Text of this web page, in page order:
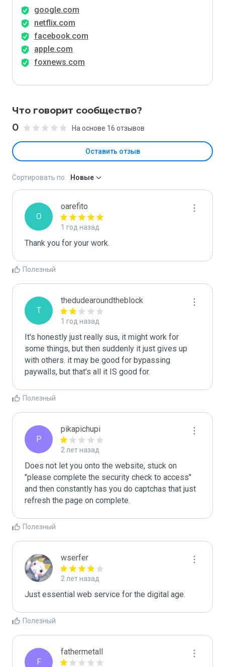
google.com
netflix.com
facebook.com
apple.com
foxnews.com
Что говорит сообщество?
0 На основе 16 отзывов
Оставить отзыв
Сортировать по: Новые
O
oarefito
1 год назад
Thank you for your work.
Полезный
T
thedudearoundtheblock
1 год назад
It's honestly just really sus, it might work for
some things, but then suddenly it just gives up
with others. it may be good for bypassing
paywalls, but that's all it IS good for.
Полезный
P
pikapichupi
2 лет назад
Does not let you onto the website, stuck on
"please complete the security check to access"
and then constantly has you do captchas that just
refresh the page on complete.
Полезный
wserfer
2 лет назад
Just essential web service for the digital age.
Полезный
F
fathermetall